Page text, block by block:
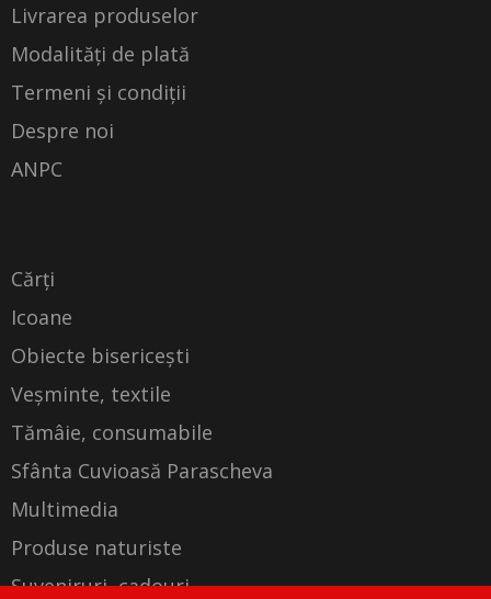
Livrarea produselor
Modalități de plată
Termeni și condiții
Despre noi
ANPC
Cărți
Icoane
Obiecte bisericești
Veșminte, textile
Tămâie, consumabile
Sfânta Cuvioasă Parascheva
Multimedia
Produse naturiste
Suveniruri, cadouri